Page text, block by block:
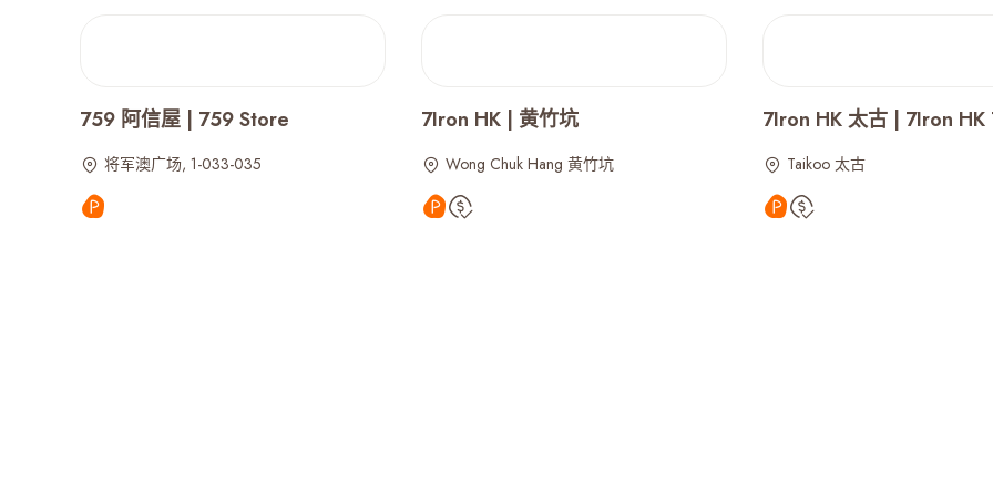
759 阿信屋 | 759 Store
将军澳广场, 1-033-035
7Iron HK | 黄竹坑
Wong Chuk Hang 黄竹坑
7Iron HK 太古 | 7Iron HK
Taikoo 太古